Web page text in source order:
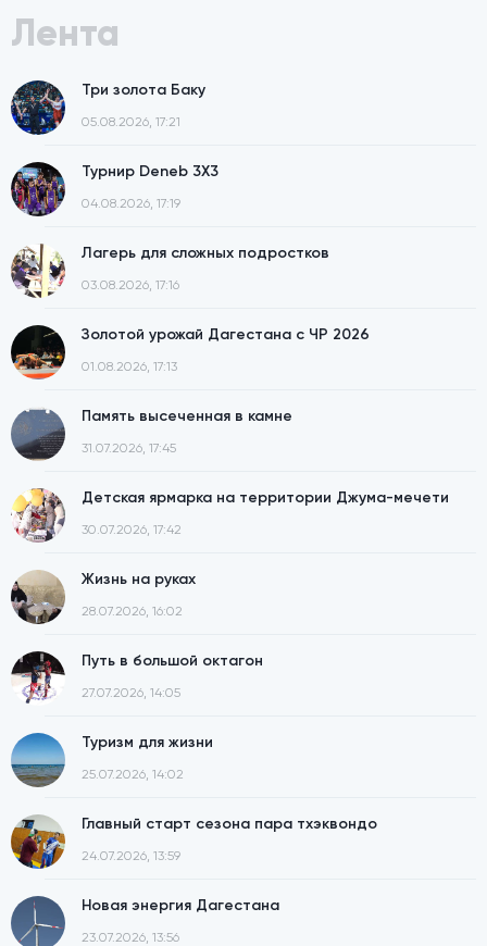
Лента
Три золота Баку
05.08.2026, 17:21
Турнир Deneb 3X3
04.08.2026, 17:19
Лагерь для сложных подростков
03.08.2026, 17:16
Золотой урожай Дагестана с ЧР 2026
01.08.2026, 17:13
Память высеченная в камне
31.07.2026, 17:45
Детская ярмарка на территории Джума-мечети
30.07.2026, 17:42
Жизнь на руках
28.07.2026, 16:02
Путь в большой октагон
27.07.2026, 14:05
Туризм для жизни
25.07.2026, 14:02
Главный старт сезона пара тхэквондо
24.07.2026, 13:59
Новая энергия Дагестана
23.07.2026, 13:56